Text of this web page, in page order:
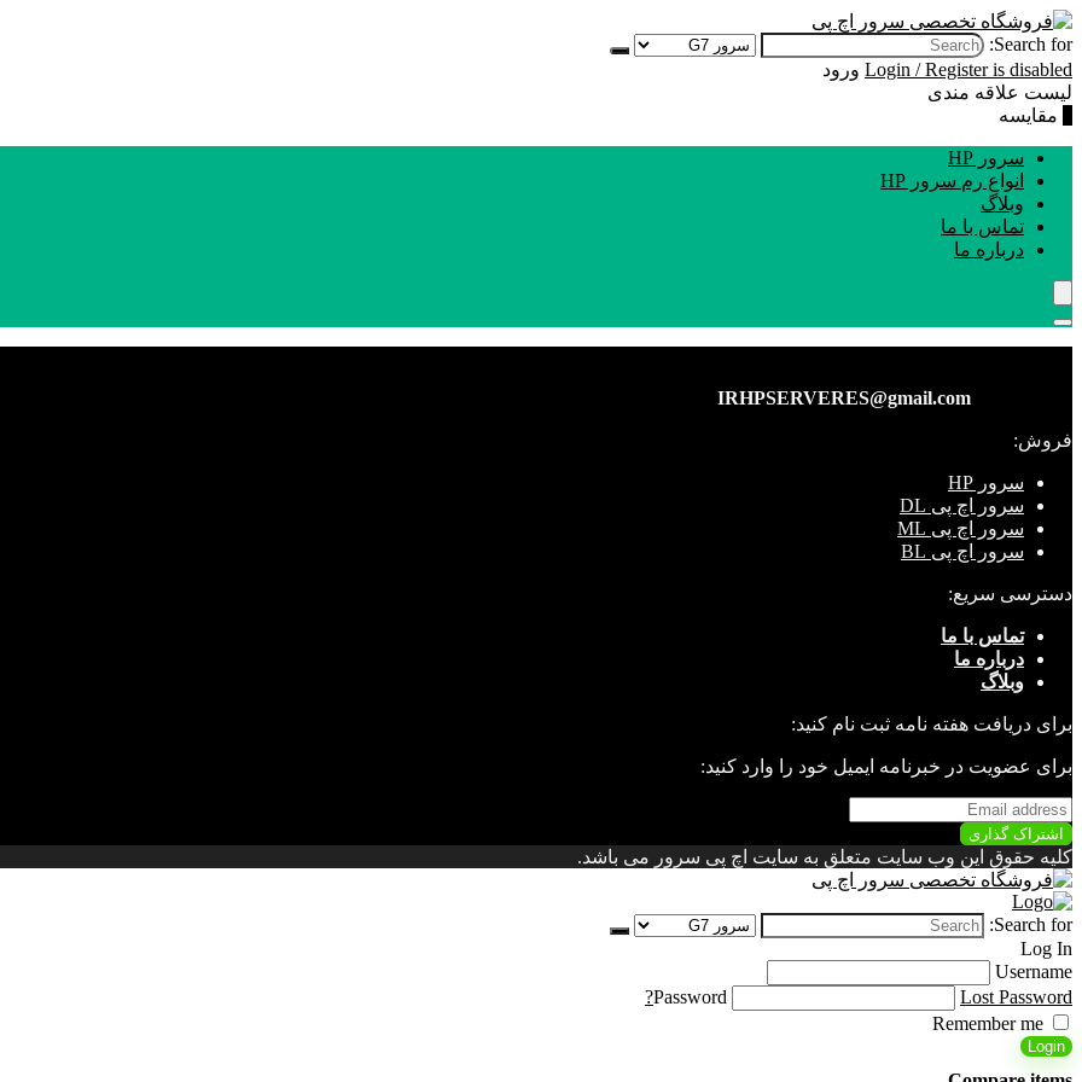
Search for:
Login / Register is disabled ورود
لیست علاقه مندی
مقایسه
سرور HP
انواع رم سرور HP
وبلاگ
تماس با ما
درباره ما
فروش:
سرور HP
سرور اچ پی DL
سرور اچ پی ML
سرور اچ پی BL
دسترسی سریع:
تماس با ما
درباره ما
وبلاگ
برای دریافت هفته نامه ثبت نام کنید:
برای عضویت در خبرنامه ایمیل خود را وارد کنید:
کلیه حقوق این وب سایت متعلق به سایت اچ پی سرور می باشد.
Search for:
Log In
Username
Password
Lost Password?
Login